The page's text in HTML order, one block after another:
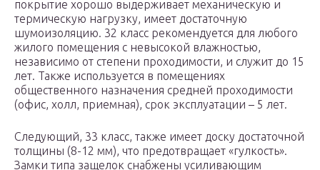
покрытие хорошо выдерживает механическую и
термическую нагрузку, имеет достаточную
шумоизоляцию. 32 класс рекомендуется для любого
жилого помещения с невысокой влажностью,
независимо от степени проходимости, и служит до 15
лет. Также используется в помещениях
общественного назначения средней проходимости
(офис, холл, приемная), срок эксплуатации – 5 лет.
Следующий, 33 класс, также имеет доску достаточной
толщины (8-12 мм), что предотвращает «гулкость».
Замки типа защелок снабжены усиливающим